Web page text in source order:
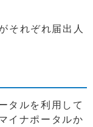
それぞれ届出人
タルを利用して
イナポータルか